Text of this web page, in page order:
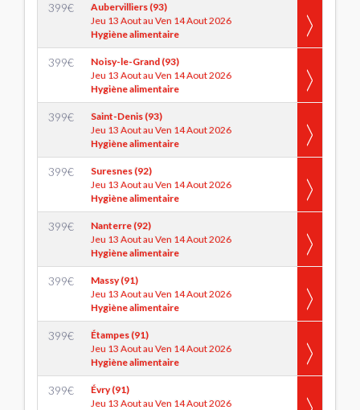
399€
Aubervilliers (93)
Jeu 13 Aout au Ven 14 Aout 2026
Hygiène alimentaire
399€
Noisy-le-Grand (93)
Jeu 13 Aout au Ven 14 Aout 2026
Hygiène alimentaire
399€
Saint-Denis (93)
Jeu 13 Aout au Ven 14 Aout 2026
Hygiène alimentaire
399€
Suresnes (92)
Jeu 13 Aout au Ven 14 Aout 2026
Hygiène alimentaire
399€
Nanterre (92)
Jeu 13 Aout au Ven 14 Aout 2026
Hygiène alimentaire
399€
Massy (91)
Jeu 13 Aout au Ven 14 Aout 2026
Hygiène alimentaire
399€
Étampes (91)
Jeu 13 Aout au Ven 14 Aout 2026
Hygiène alimentaire
399€
Évry (91)
Jeu 13 Aout au Ven 14 Aout 2026